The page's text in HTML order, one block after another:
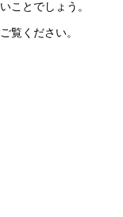
ことでしょう。
覧ください。